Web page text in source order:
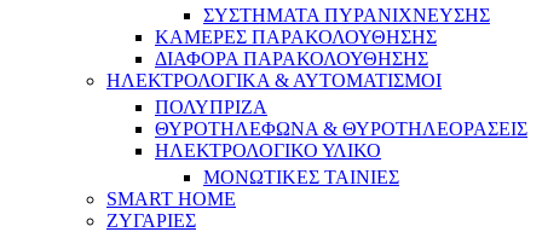
ΣΥΣΤΗΜΑΤΑ ΠΥΡΑΝΙΧΝΕΥΣΗΣ
ΚΑΜΕΡΕΣ ΠΑΡΑΚΟΛΟΥΘΗΣΗΣ
ΔΙΑΦΟΡΑ ΠΑΡΑΚΟΛΟΥΘΗΣΗΣ
ΗΛΕΚΤΡΟΛΟΓΙΚΑ & ΑΥΤΟΜΑΤΙΣΜΟΙ
ΠΟΛΥΠΡΙΖΑ
ΘΥΡΟΤΗΛΕΦΩΝΑ & ΘΥΡΟΤΗΛΕΟΡΑΣΕΙΣ
ΗΛΕΚΤΡΟΛΟΓΙΚΟ ΥΛΙΚΟ
ΜΟΝΩΤΙΚΕΣ ΤΑΙΝΙΕΣ
SMART HOME
ΖΥΓΑΡΙΕΣ